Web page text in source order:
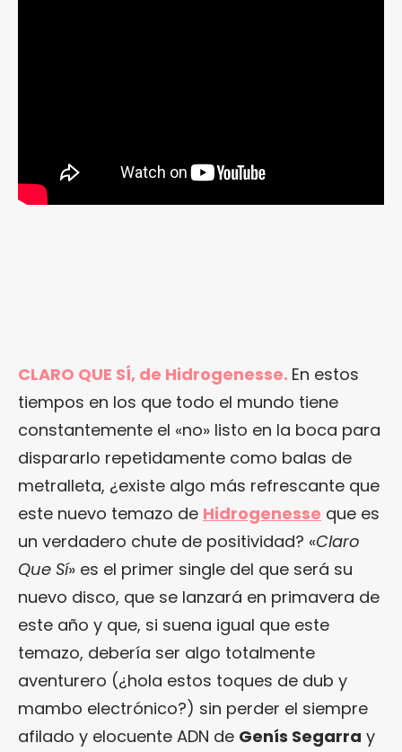
CLARO QUE SÍ, de Hidrogenesse. En estos
tiempos en los que todo el mundo tiene
constantemente el «no» listo en la boca para
dispararlo repetidamente como balas de
metralleta, ¿existe algo más refrescante que
este nuevo temazo de Hidrogenesse que es
un verdadero chute de positividad? «Claro
Que Sí» es el primer single del que será su
nuevo disco, que se lanzará en primavera de
este año y que, si suena igual que este
temazo, debería ser algo totalmente
aventurero (¿hola estos toques de dub y
mambo electrónico?) sin perder el siempre
afilado y elocuente ADN de Genís Segarra y